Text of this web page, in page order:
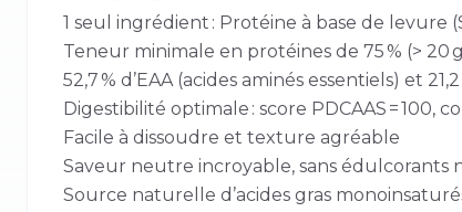
1 seul ingrédient : Protéine à base de levure
Teneur minimale en protéines de 75 % (> 20
52,7 % d’EAA (acides aminés essentiels) et
Digestibilité optimale : score PDCAAS = 100,
Facile à dissoudre et texture agréable
Saveur neutre incroyable, sans
Source naturelle d’acides gras